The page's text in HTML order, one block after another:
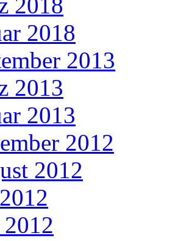
2018
2018
2013
2013
2013
2012
2012